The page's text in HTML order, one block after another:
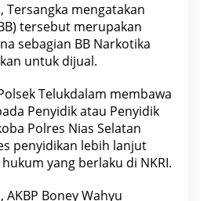
Tersangka mengatakan
tersebut merupakan
sebagian BB Narkotika
untuk dijual.
Telukdalam membawa
Penyidik atau Penyidik
Polres Nias Selatan
penyidikan lebih lanjut
yang berlaku di NKRI.
Boney Wahyu